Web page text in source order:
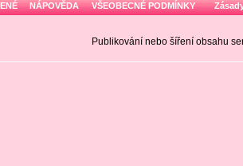
NÁPOVĚDA VŠEOBECNÉ PODMÍNKY
Publikování nebo šíření obsahu